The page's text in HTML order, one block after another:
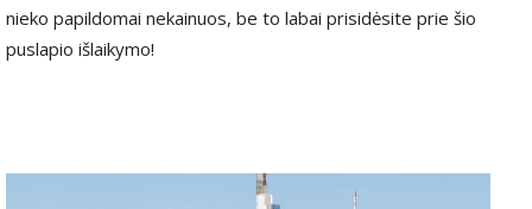
nieko papildomai nekainuos, be to labai prisidėsite prie šio
puslapio išlaikymo!